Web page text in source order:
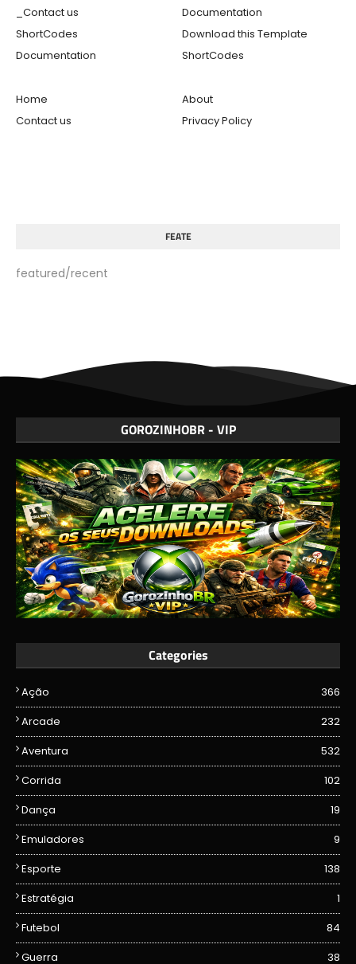
_Contact us
Documentation
ShortCodes
Download this Template
Documentation
ShortCodes
Home
About
Contact us
Privacy Policy
FEATE
featured/recent
GOROZINHOBR - VIP
Categories
Ação
366
Arcade
232
Aventura
532
Corrida
102
Dança
19
Emuladores
9
Esporte
138
Estratégia
1
Futebol
84
Guerra
38